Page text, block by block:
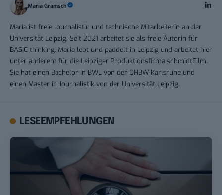
Maria Gramsch
Maria ist freie Journalistin und technische Mitarbeiterin an der
Universität Leipzig. Seit 2021 arbeitet sie als freie Autorin für
BASIC thinking. Maria lebt und paddelt in Leipzig und arbeitet hier
unter anderem für die Leipziger Produktionsfirma schmidtFilm.
Sie hat einen Bachelor in BWL von der DHBW Karlsruhe und
einen Master in Journalistik von der Universität Leipzig.
LESEEMPFEHLUNGEN